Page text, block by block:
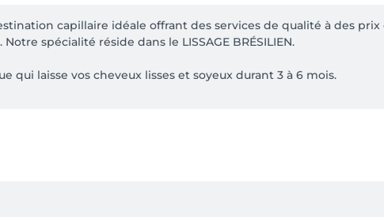
capillaire idéale offrant des services de qualité à des
spécialité réside dans le LISSAGE BRÉSILIEN.
qui laisse vos cheveux lisses et soyeux durant 3 à 6 mois.
sublimer votre style à des tarifs avantageux.